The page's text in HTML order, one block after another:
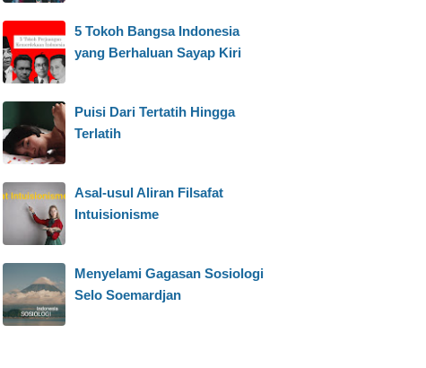
5 Tokoh Bangsa Indonesia
yang Berhaluan Sayap Kiri
Puisi Dari Tertatih Hingga
Terlatih
Asal-usul Aliran Filsafat
Intuisionisme
Menyelami Gagasan Sosiologi
Selo Soemardjan